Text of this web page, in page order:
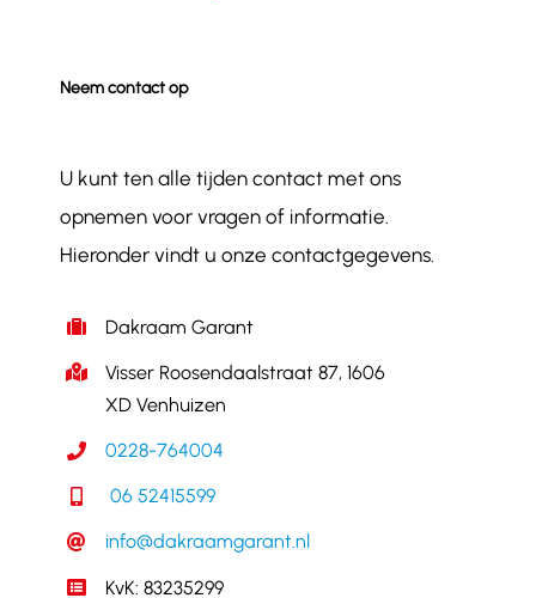
Neem contact op
U kunt ten alle tijden contact met ons
opnemen voor vragen of informatie.
Hieronder vindt u onze contactgegevens.
Dakraam Garant
Visser Roosendaalstraat 87, 1606
XD Venhuizen
0228-764004
06 52415599
info@dakraamgarant.nl
KvK: 83235299